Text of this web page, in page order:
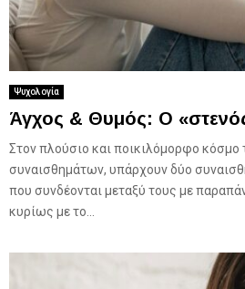
Ψυχολογία
Άγχος & Θυμός: Ο
Στον πλούσιο και ποικιλόμορφο
συναισθημάτων, υπάρχουν δύο
που συνδέονται μεταξύ τους με
κυρίως με το...